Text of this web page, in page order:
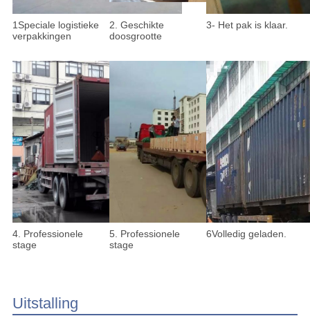
1Speciale logistieke
verpakkingen
2. Geschikte
doosgrootte
3- Het pak is klaar.
4. Professionele
stage
5. Professionele
stage
6Volledig geladen.
Uitstalling